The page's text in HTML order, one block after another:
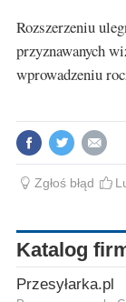
Rozszerzeniu
przyznawanych
wprowadzeniu
Zgłoś błąd
Katalog
Przesyłarka.pl